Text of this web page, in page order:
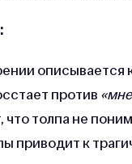
описывается
против
толпа не
приводит к